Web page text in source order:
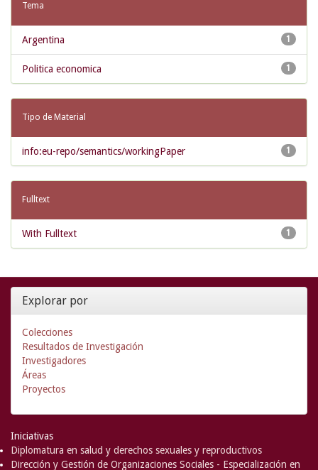
Tema
1
Argentina
1
Politica economica
Tipo de Material
1
info:eu-repo/semantics/workingPaper
Fulltext
1
With Fulltext
Explorar por
Colecciones
Resultados de Investigación
Investigadores
Áreas
Proyectos
Iniciativas
Diplomatura en salud y derechos sexuales y reproductivos
Dirección y Gestión de Organizaciones Sociales - Especialización en